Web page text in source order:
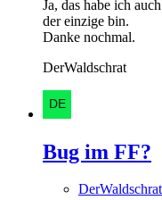
Ja, das habe ich
der einzige bin.
Danke nochmal.
DerWaldschrat
Bug im FF?
DerWaldschrat